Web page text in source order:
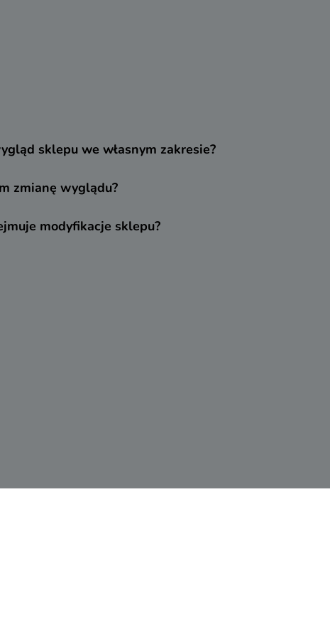
sklepu we własnym zakresie?
zmianę wyglądu?
modyfikacje sklepu?